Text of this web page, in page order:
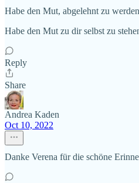
Habe den Mut, abgelehnt zu
Habe den Mut zu dir selbst zu
Reply
Share
Andrea Kaden
Oct 10, 2022
Danke Verena für die schöne